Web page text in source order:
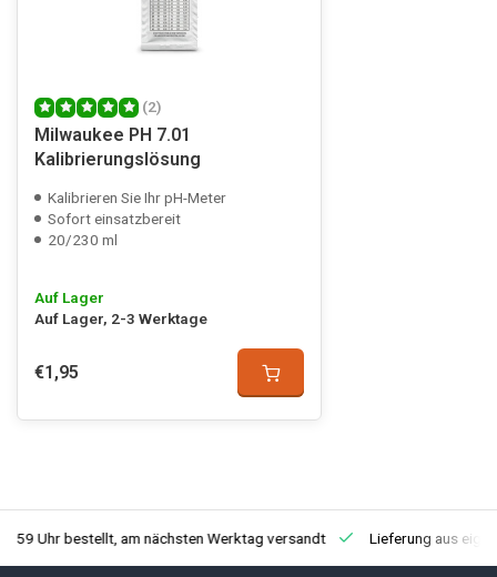
(2)
Milwaukee PH 7.01
Kalibrierungslösung
Kalibrieren Sie Ihr pH-Meter
Sofort einsatzbereit
20/230 ml
Auf Lager
Auf Lager, 2-3 Werktage
€1,95
Uhr bestellt, am nächsten Werktag versandt Lieferung aus